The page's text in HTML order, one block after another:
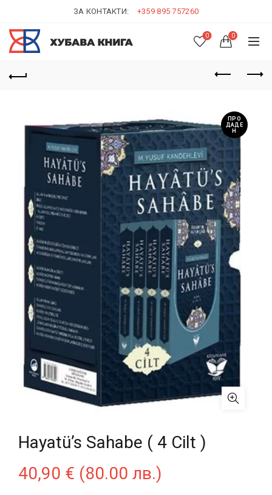
ЗА КОНТАКТИ: +359 895 757260
0 0
ПРО
ДАДЕ
Н
Hayatü’s Sahabe ( 4 Cilt )
40,90 € (80.00 лв.)